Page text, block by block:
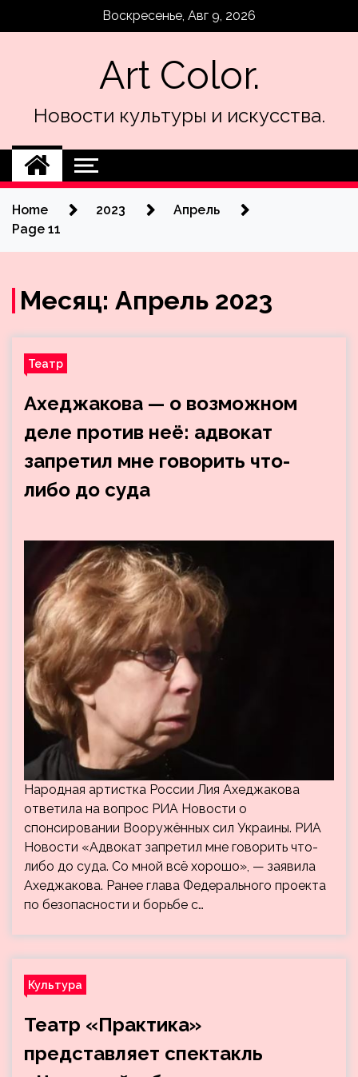
Воскресенье, Авг 9, 2026
Art Color.
Новости культуры и искусства.
Home 2023
Апрель
Page 11
Месяц: Апрель 2023
Театр
Ахеджакова — о возможном
деле против неё: адвокат
запретил мне говорить что-
либо до суда
Народная артистка России Лия Ахеджакова
ответила на вопрос РИА Новости о
спонсировании Вооружённых сил Украины. РИА
Новости «Адвокат запретил мне говорить что-
либо до суда. Со мной всё хорошо», — заявила
Ахеджакова. Ранее глава Федерального проекта
по безопасности и борьбе с…
Культура
Театр «Практика»
представляет спектакль